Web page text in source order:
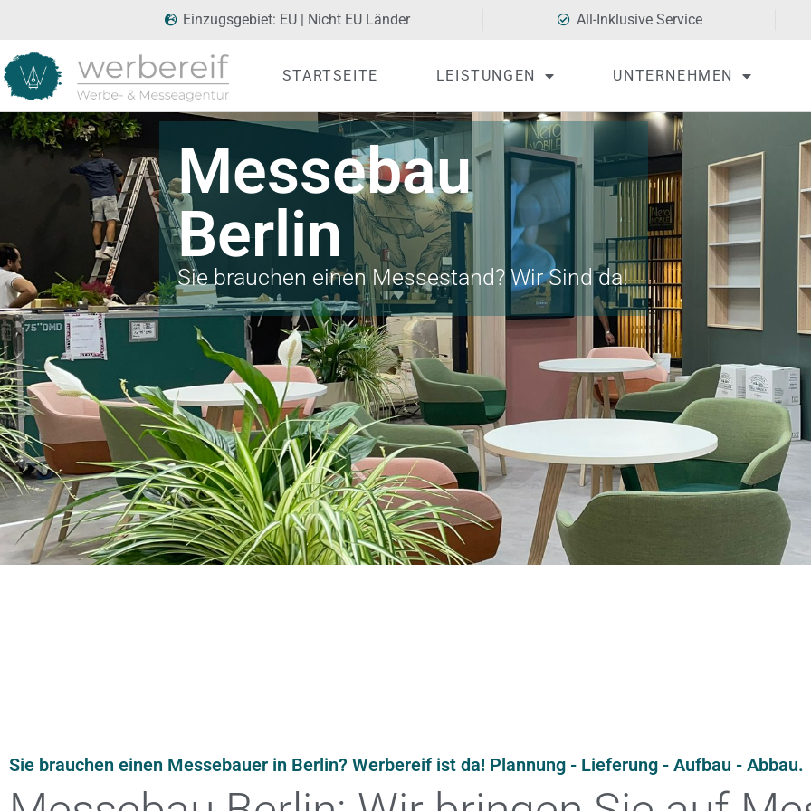
Einzugsgebiet: EU | Nicht EU Länder​ All-Inklusive Service
STARTSEITE LEISTUNGEN UNTERNEHMEN
Messebau
Berlin
Sie brauchen einen Messestand? Wir Sind da!
Sie brauchen einen Messebauer in Berlin? Werbereif ist da! Plannung - Lieferung - Aufbau - Abbau.